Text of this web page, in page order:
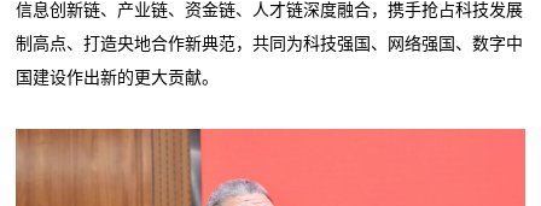
信息创新链、产业链、资金链、人才链深度融合，携手抢占科技发展
制高点、打造央地合作新典范，共同为科技强国、网络强国、数字中
国建设作出新的更大贡献。